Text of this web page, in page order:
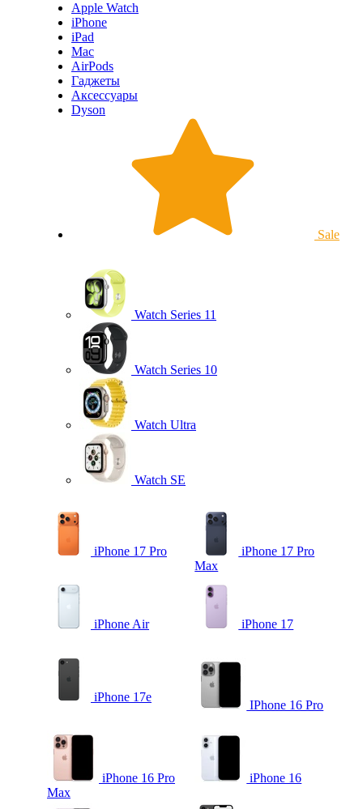
Apple Watch
iPhone
iPad
Mac
AirPods
Гаджеты
Аксессуары
Dyson
Sale
Watch Series 11
Watch Series 10
Watch Ultra
Watch SE
iPhone 17 Pro
iPhone 17 Pro
Max
iPhone Air iPhone 17
iPhone 17e
IPhone 16 Pro
iPhone 16 Pro
Max
iPhone 16